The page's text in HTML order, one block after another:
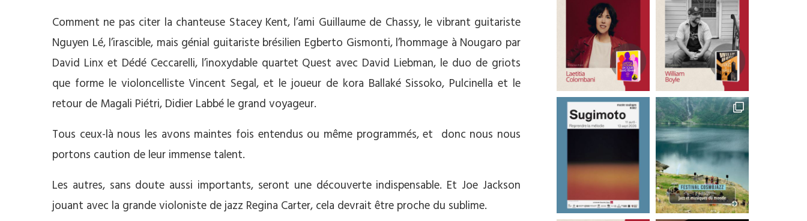
Comment ne pas citer la chanteuse Stacey Kent, l’ami Guillaume de Chassy, le vibrant guitariste
Nguyen Lé, l’irascible, mais génial guitariste brésilien Egberto Gismonti, l’hommage à Nougaro par
David Linx et Dédé Ceccarelli, l’inoxydable quartet Quest avec David Liebman, le duo de griots
que forme le violoncelliste Vincent Segal, et le joueur de kora Ballaké Sissoko, Pulcinella et le
retour de Magali Piétri, Didier Labbé le grand voyageur.
Tous ceux-là nous les avons maintes fois entendus ou même programmés, et donc nous nous
portons caution de leur immense talent.
Les autres, sans doute aussi importants, seront une découverte indispensable. Et Joe Jackson
jouant avec la grande violoniste de jazz Regina Carter, cela devrait être proche du sublime.